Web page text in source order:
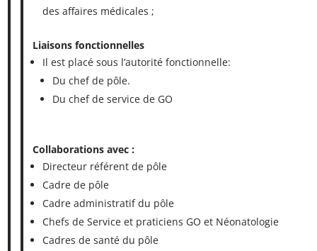
des affaires médicales ;
Liaisons fonctionnelles
Il est placé sous l’autorité fonctionnelle:
Du chef de pôle.
Du chef de service de GO
Collaborations avec :
Directeur référent de pôle
Cadre de pôle
Cadre administratif du pôle
Chefs de Service et praticiens GO et Néonatologie
Cadres de santé du pôle